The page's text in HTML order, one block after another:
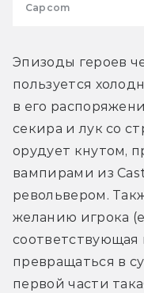
Capcom
Эпизоды героев
пользуется
в его
секира и лук со
орудует кнутом,
вампирами из
револьвером.
желанию игрока
превращаться в
первой части